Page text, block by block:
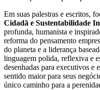
Em suas palestras e escritos,
Cidadã e Sustentabilidade
profunda, humanista e
reforma do pensamento
do planeta e a liderança
linguagem polida, reflexiva e
desenhadas para executivos e
sentido maior para seus
único caminho para a